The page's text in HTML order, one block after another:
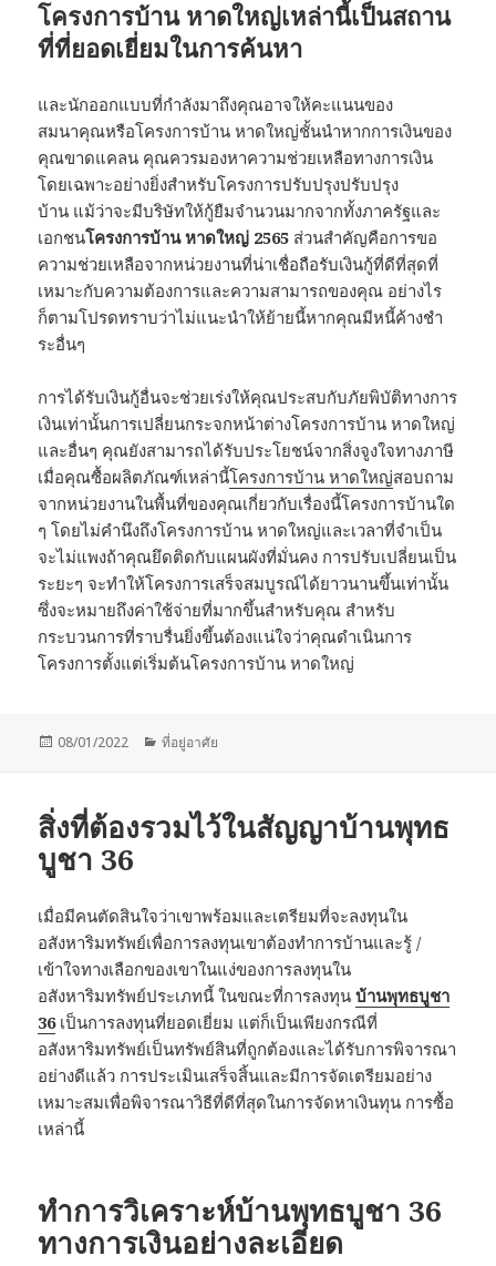
โครงการบ้าน หาดใหญ่เหล่านี้เป็นสถาน
ที่ที่ยอดเยี่ยมในการค้นหา
และนักออกแบบที่กำลังมาถึงคุณอาจให้คะแนนของ
สมนาคุณหรือโครงการบ้าน หาดใหญ่ชั้นนำหากการเงินของ
คุณขาดแคลน คุณควรมองหาความช่วยเหลือทางการเงิน
โดยเฉพาะอย่างยิ่งสำหรับโครงการปรับปรุงปรับปรุง
บ้าน แม้ว่าจะมีบริษัทให้กู้ยืมจำนวนมากจากทั้งภาครัฐและ
เอกชนโครงการบ้าน หาดใหญ่ 2565 ส่วนสำคัญคือการขอ
ความช่วยเหลือจากหน่วยงานที่น่าเชื่อถือรับเงินกู้ที่ดีที่สุดที่
เหมาะกับความต้องการและความสามารถของคุณ อย่างไร
ก็ตามโปรดทราบว่าไม่แนะนำให้ย้ายนี้หากคุณมีหนี้ค้างชำ
ระอื่นๆ
การได้รับเงินกู้อื่นจะช่วยเร่งให้คุณประสบกับภัยพิบัติทางการ
เงินเท่านั้นการเปลี่ยนกระจกหน้าต่างโครงการบ้าน หาดใหญ่
และอื่นๆ คุณยังสามารถได้รับประโยชน์จากสิ่งจูงใจทางภาษี
เมื่อคุณซื้อผลิตภัณฑ์เหล่านี้โครงการบ้าน หาดใหญ่สอบถาม
จากหน่วยงานในพื้นที่ของคุณเกี่ยวกับเรื่องนี้โครงการบ้านใด
ๆ โดยไม่คำนึงถึงโครงการบ้าน หาดใหญ่และเวลาที่จำเป็น
จะไม่แพงถ้าคุณยึดติดกับแผนผังที่มั่นคง การปรับเปลี่ยนเป็น
ระยะๆ จะทำให้โครงการเสร็จสมบูรณ์ได้ยาวนานขึ้นเท่านั้น
ซึ่งจะหมายถึงค่าใช้จ่ายที่มากขึ้นสำหรับคุณ สำหรับ
กระบวนการที่ราบรื่นยิ่งขึ้นต้องแน่ใจว่าคุณดำเนินการ
โครงการตั้งแต่เริ่มต้นโครงการบ้าน หาดใหญ่
Posted
08/01/2022 Categories
ที่อยู่อาศัย
สิ่งที่ต้องรวมไว้ในสัญญาบ้านพุทธ
บูชา 36
เมื่อมีคนตัดสินใจว่าเขาพร้อมและเตรียมที่จะลงทุนใน
อสังหาริมทรัพย์เพื่อการลงทุนเขาต้องทำการบ้านและรู้ /
เข้าใจทางเลือกของเขาในแง่ของการลงทุนใน
อสังหาริมทรัพย์ประเภทนี้ ในขณะที่การลงทุนบ้านพุทธบูชา
36เป็นการลงทุนที่ยอดเยี่ยม แต่ก็เป็นเพียงกรณีที่
อสังหาริมทรัพย์เป็นทรัพย์สินที่ถูกต้องและได้รับการพิจารณา
อย่างดีแล้ว การประเมินเสร็จสิ้นและมีการจัดเตรียมอย่าง
เหมาะสมเพื่อพิจารณาวิธีที่ดีที่สุดในการจัดหาเงินทุน การซื้อ
เหล่านี้
ทำการวิเคราะห์บ้านพุทธบูชา 36
ทางการเงินอย่างละเอียด